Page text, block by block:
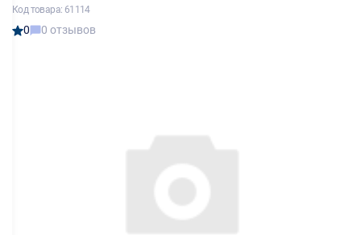
Код товара: 61114
0 0 отзывов